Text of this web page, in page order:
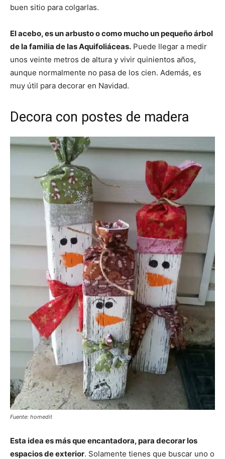
buen sitio para colgarlas.
El acebo, es un arbusto o como mucho un pequeño árbol
de la familia de las Aquifoliáceas. Puede llegar a medir
unos veinte metros de altura y vivir quinientos años,
aunque normalmente no pasa de los cien. Además, es
muy útil para decorar en Navidad.
Decora con postes de madera
Fuente: homedit
Esta idea es más que encantadora, para decorar los
espacios de exterior. Solamente tienes que buscar uno o